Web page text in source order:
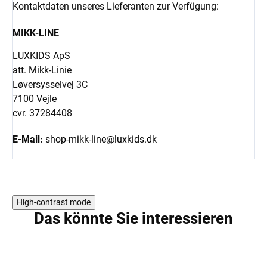
Kontaktdaten unseres Lieferanten zur Verfügung:
MIKK-LINE
LUXKIDS ApS
att. Mikk-Linie
Løversysselvej 3C
7100 Vejle
cvr. 37284408
E-Mail: shop-mikk-line@luxkids.dk
High-contrast mode
Das könnte Sie interessieren